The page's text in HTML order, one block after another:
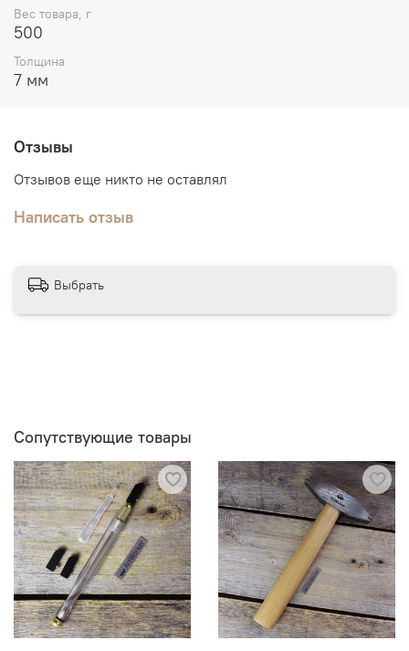
Вес товара, г
500
Толщина
7 мм
Отзывы
Отзывов еще никто не оставлял
Написать отзыв
Выбрать
Сопутствующие товары